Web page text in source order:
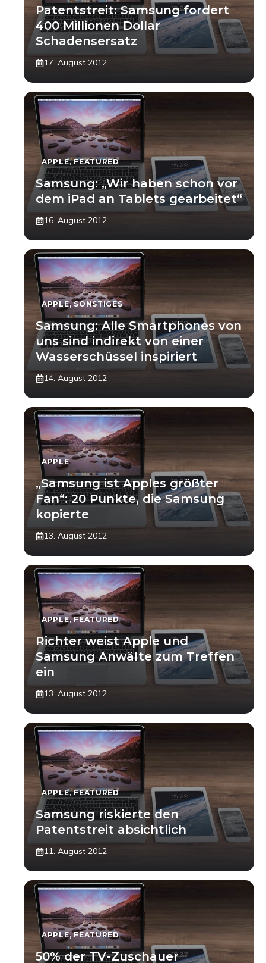
Patentstreit: Samsung fordert
400 Millionen Dollar
Schadensersatz
17. August 2012
APPLE,FEATURED
Samsung: „Wir haben schon vor
dem iPad an Tablets gearbeitet“
16. August 2012
APPLE,SONSTIGES
Samsung: Alle Smartphones von
uns sind indirekt von einer
Wasserschüssel inspiriert
14. August 2012
APPLE
„Samsung ist Apples größter
Fan“: 20 Punkte, die Samsung
kopierte
13. August 2012
APPLE,FEATURED
Richter weist Apple und
Samsung Anwälte zum Treffen
ein
13. August 2012
APPLE,FEATURED
Samsung riskierte den
Patentstreit absichtlich
11. August 2012
APPLE,FEATURED
50% der TV-Zuschauer